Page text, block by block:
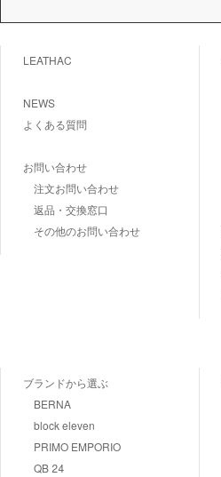
LEATHAC
NEWS
よくある質問
お問い合わせ
注文お問い合わせ
返品・交換窓口
その他のお問い合わせ
ブランドから選ぶ
BERNA
block eleven
PRIMO EMPORIO
QB 24